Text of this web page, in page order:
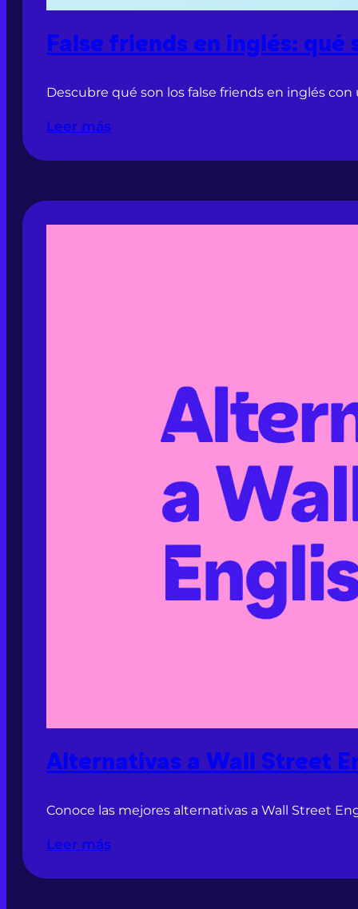
False friends en inglés:
Descubre qué son los false friends en inglés
Leer más
Alternativas a Wall Street
Conoce las mejores alternativas a Wall Street
Leer más